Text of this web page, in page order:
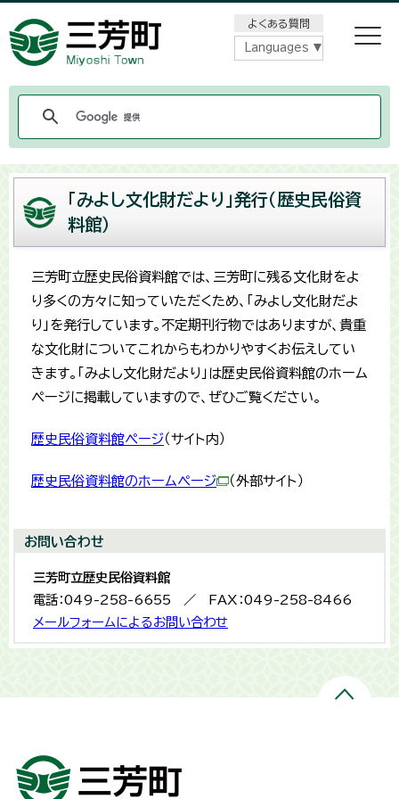
よくある質問
Languages
「みよし文化財だより」発行（歴史民俗資
料館）
三芳町立歴史民俗資料館では、三芳町に残る文化財をよ
り多くの方々に知っていただくため、「みよし文化財だよ
り」を発行しています。不定期刊行物ではありますが、貴重
な文化財についてこれからもわかりやすくお伝えしてい
きます。「みよし文化財だより」は歴史民俗資料館のホーム
ページに掲載していますので、ぜひご覧ください。
歴史民俗資料館ページ（サイト内）
歴史民俗資料館のホームページ （外部サイト）
お問い合わせ
三芳町立歴史民俗資料館
電話：049-258-6655 ／ FAX：049-258-8466
メールフォームによるお問い合わせ